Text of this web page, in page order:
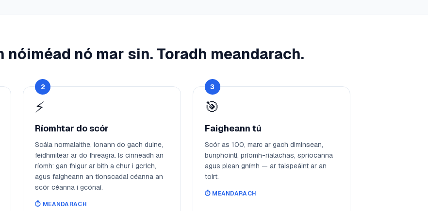
nóiméad nó mar sin. Toradh meandarach.
2
⚡
Ríomhtar do scór
Scála normalaithe, ionann do gach duine,
feidhmitear ar do fhreagra. Is cinneadh an
ríomh: gan fhigur ar bith a chur i gcrích,
agus faigheann an tionscadal céanna an
scór céanna i gcónaí.
⏱️ MEANDARACH
3
🎯
Faigheann tú
Scór as 100, marc ar gach diminsean,
bunphointí, príomh-rialachas, spriocanna
agus plean gnímh — ar taispeáint ar an
toirt.
⏱️ MEANDARACH